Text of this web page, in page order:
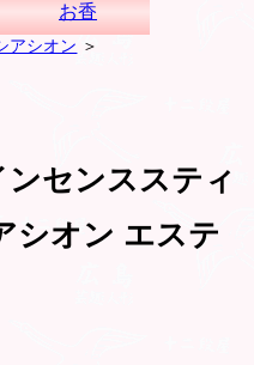
お香
アシオン ＞
センススティ
シオン エステ